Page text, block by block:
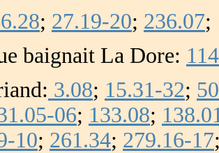
; 27.19-20; 236.07;
baignait La Dore:
3.08; 15.31-32;
06; 133.08;
10; 261.34; 279.16-17